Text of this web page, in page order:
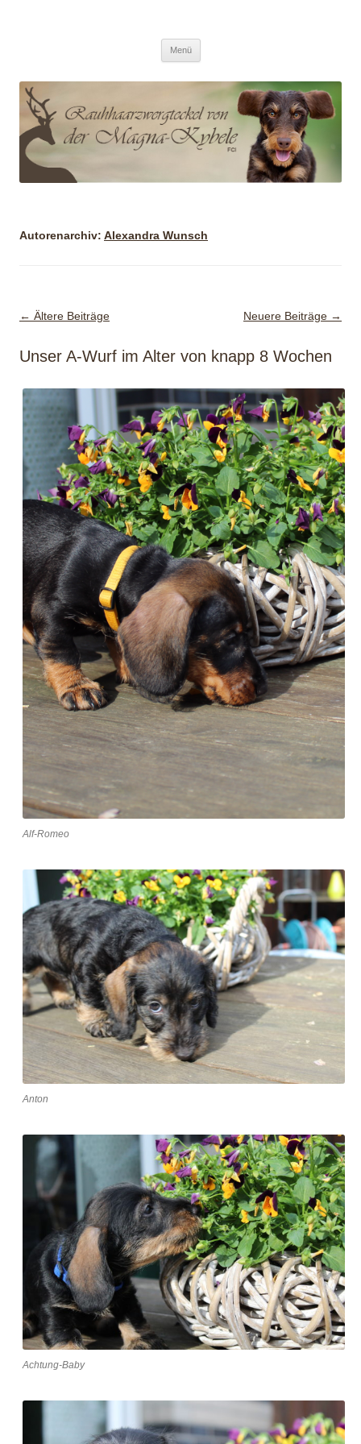
Menü
Autorenarchiv: Alexandra Wunsch
Beitragsnavigation
← Ältere Beiträge Neuere Beiträge →
Unser A-Wurf im Alter von knapp 8 Wochen
Alf-Romeo
Anton
Achtung-Baby